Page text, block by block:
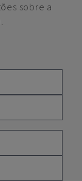
sobre a